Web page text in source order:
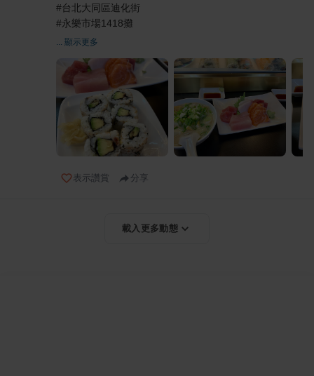
#台北大同區迪化街
#永樂市場1418攤
... 顯示更多
表示讚賞 分享
載入更多動態